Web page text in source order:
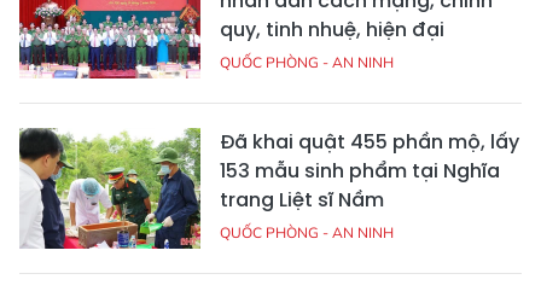
quy, tinh nhuệ, hiện đại
QUỐC PHÒNG - AN NINH
Đã khai quật 455 phần mộ, lấy
153 mẫu sinh phẩm tại Nghĩa
trang Liệt sĩ Nầm
QUỐC PHÒNG - AN NINH